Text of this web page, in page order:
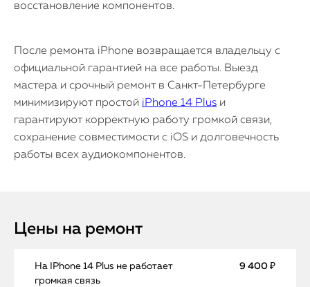
восстановление компонентов.
После ремонта iPhone возвращается владельцу с
официальной гарантией на все работы. Выезд
мастера и срочный ремонт в Санкт-Петербурге
минимизируют простой iPhone 14 Plus и
гарантируют корректную работу громкой связи,
сохранение совместимости с iOS и долговечность
работы всех аудиокомпонентов.
Цены на ремонт
На IPhone 14 Plus не работает
громкая связь
9 400 ₽